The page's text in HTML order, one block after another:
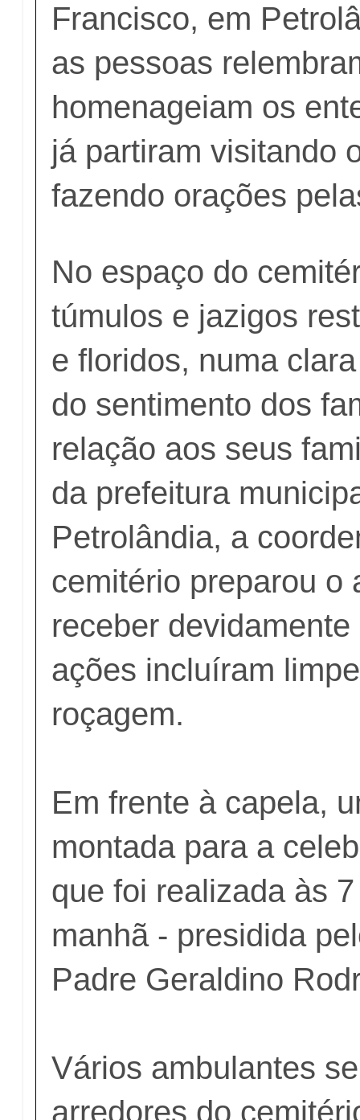
Francisco, em
as pessoas
homenageiam os
já partiram visitando
fazendo orações
No espaço do
túmulos e jazigos
e floridos, numa
do sentimento dos
relação aos seus
da prefeitura
Petrolândia, a
cemitério preparou o
receber
ações incluíram
roçagem.
Em frente à capela,
montada para a
que foi realizada às
manhã - presidida
Padre Geraldino
Vários ambulantes
arredores do